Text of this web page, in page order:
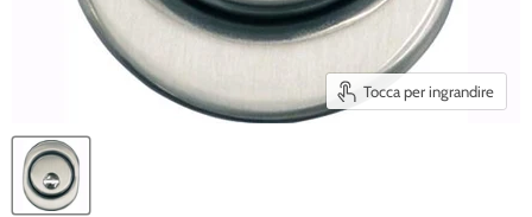
Tocca per ingrandire